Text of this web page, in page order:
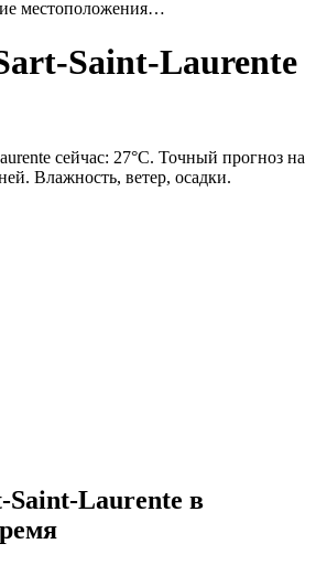
местоположения…
Saint-Laurentе
сейчас: 27°C. Точный прогноз на
Влажность, ветер, осадки.
Saint-Laurentе в